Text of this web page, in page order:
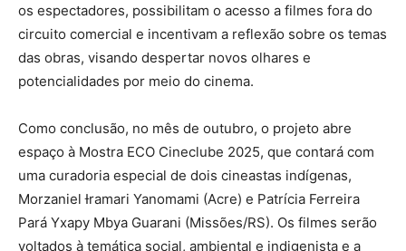
os espectadores, possibilitam o acesso a filmes fora do
circuito comercial e incentivam a reflexão sobre os temas
das obras, visando despertar novos olhares e
potencialidades por meio do cinema.
Como conclusão, no mês de outubro, o projeto abre
espaço à Mostra ECO Cineclube 2025, que contará com
uma curadoria especial de dois cineastas indígenas,
Morzaniel Ɨramari Yanomami (Acre) e Patrícia Ferreira
Pará Yxapy Mbya Guarani (Missões/RS). Os filmes serão
voltados à temática social, ambiental e indigenista e a